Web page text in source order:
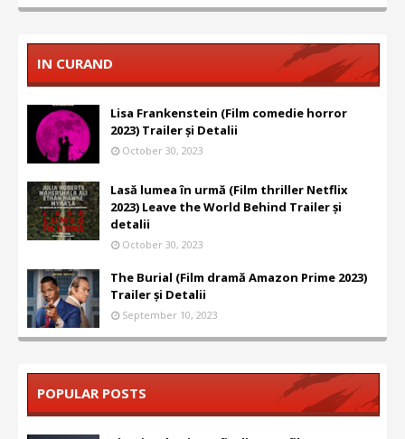
IN CURAND
Lisa Frankenstein (Film comedie horror
2023) Trailer și Detalii
October 30, 2023
Lasă lumea în urmă (Film thriller Netflix
2023) Leave the World Behind Trailer și
detalii
October 30, 2023
The Burial (Film dramă Amazon Prime 2023)
Trailer și Detalii
September 10, 2023
POPULAR POSTS